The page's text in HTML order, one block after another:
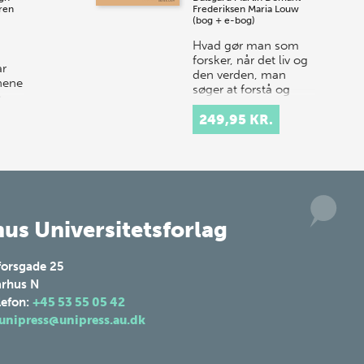
Frederiksen Maria Louw
(bog + e-bog)
Hvad gør man som
forsker, når det liv og
den verden, man
søger at forstå og
beskrive, er så meget
mere – og nogle
gange mindre – end
249,95 KR.
Universitetsforlag
25
N
+45 53 55 05 42
unipress@unipress.au.dk